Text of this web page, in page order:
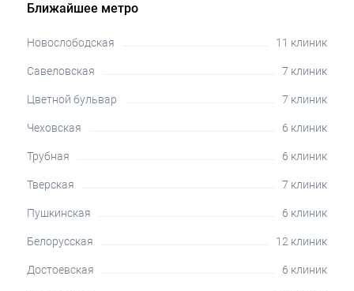
Ближайшее метро
Новослободская 11 клиник
Савеловская 7 клиник
Цветной бульвар 7 клиник
Чеховская 6 клиник
Трубная 6 клиник
Тверская 7 клиник
Пушкинская 6 клиник
Белорусская 12 клиник
Достоевская 6 клиник